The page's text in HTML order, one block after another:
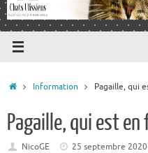
AccueilInformation Pagaille, qui
Pagaille, qui est en
NicoGE 25 septembre 2020